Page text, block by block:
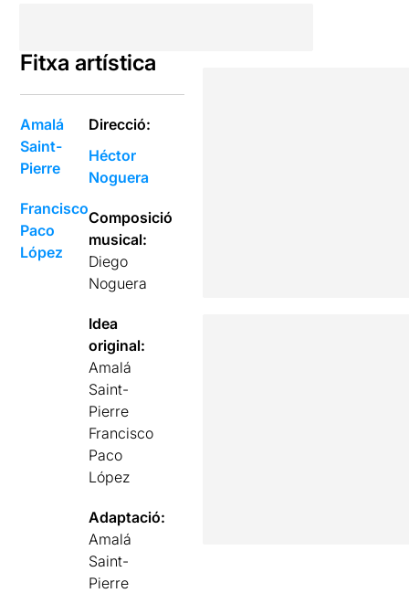
Fitxa artística
Amalá
Saint-
Pierre
Francisco
Paco
López
Direcció:
Héctor
Noguera
Composició
musical:
Diego
Noguera
Idea
original:
Amalá
Saint-
Pierre
Francisco
Paco
López
Adaptació:
Amalá
Saint-
Pierre